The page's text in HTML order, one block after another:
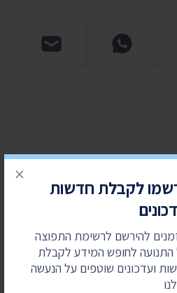
לקבלת חדשות
להירשם לרשימת התפוצה
לחופש המידע לקבלת
ועדכונים שוטפים על הנעשה
×
על לימודי ליבה במוסדות
של השרה עידית סילמן
ל-2025-2026